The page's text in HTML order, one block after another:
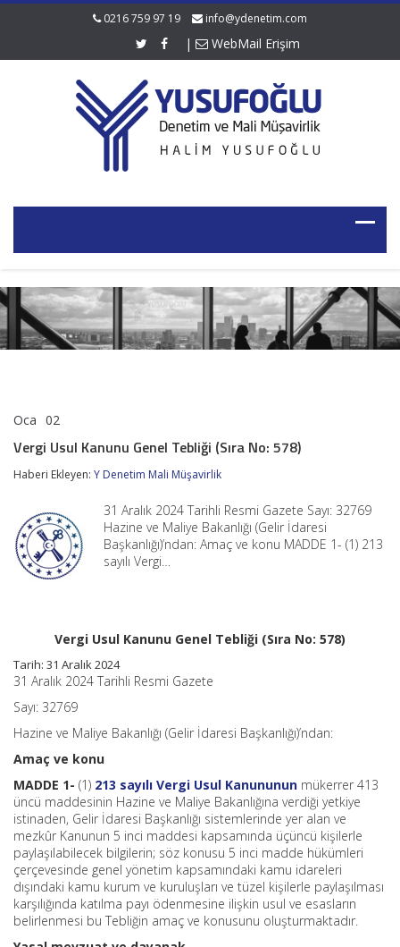
0216 759 97 19 info@ydenetim.com
| WebMail Erişim
Oca 02
Kanunu
Tebliği
için
Vergi Usul Kanunu Genel Tebliği (Sıra No: 578)
Haberi Ekleyen: Y Denetim Mali Müşavirlik
31 Aralık 2024 Tarihli Resmi Gazete Sayı: 32769
Hazine ve Maliye Bakanlığı (Gelir İdaresi
Başkanlığı)’ndan: Amaç ve konu MADDE 1- (1) 213
sayılı Vergi…
Vergi Usul Kanunu Genel Tebliği (Sıra No: 578)
Tarih: 31 Aralık 2024
31 Aralık 2024 Tarihli Resmi Gazete
Sayı: 32769
Hazine ve Maliye Bakanlığı (Gelir İdaresi Başkanlığı)’ndan:
Amaç ve konu
MADDE 1- (1) 213 sayılı Vergi Usul Kanununun mükerrer 413
üncü maddesinin Hazine ve Maliye Bakanlığına verdiği yetkiye
istinaden, Gelir İdaresi Başkanlığı sistemlerinde yer alan ve
mezkûr Kanunun 5 inci maddesi kapsamında üçüncü kişilerle
paylaşılabilecek bilgilerin; söz konusu 5 inci madde hükümleri
çerçevesinde genel yönetim kapsamındaki kamu idareleri
dışındaki kamu kurum ve kuruluşları ve tüzel kişilerle paylaşılması
karşılığında katılma payı ödenmesine ilişkin usul ve esasların
belirlenmesi bu Tebliğin amaç ve konusunu oluşturmaktadır.